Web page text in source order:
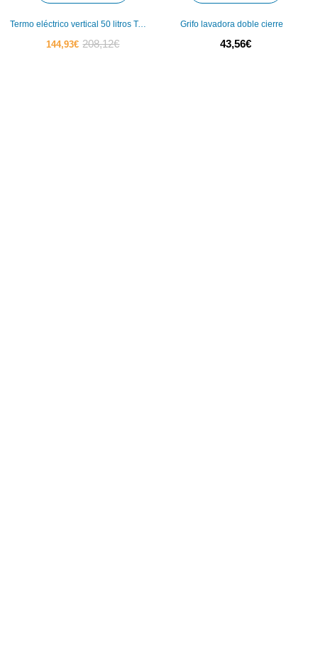
Termo eléctrico vertical 50 litros Tegler
144,93€El208,12€El
Grifo lavadora doble cierre
43,56€